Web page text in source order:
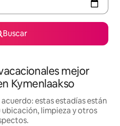
Buscar
mejor
Kymenlaakso
estas estadías están
ubicación, limpieza y otros